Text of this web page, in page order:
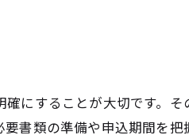
ナーが地域社会で果たす役割
ンシャルプランナーとしての
にすることが大切です。
書類の準備や申込期間を